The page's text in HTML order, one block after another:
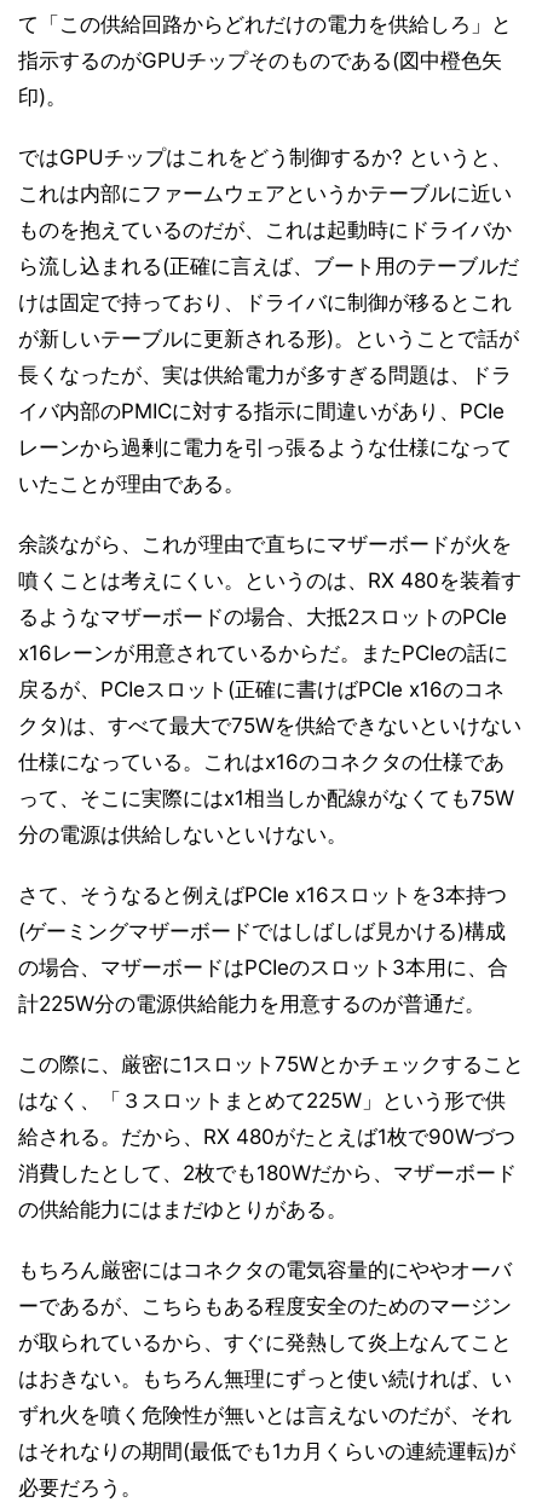
て「この供給回路からどれだけの電力を供給しろ」と
指示するのがGPUチップそのものである(図中橙色矢
印)。
ではGPUチップはこれをどう制御するか? というと、
これは内部にファームウェアというかテーブルに近い
ものを抱えているのだが、これは起動時にドライバか
ら流し込まれる(正確に言えば、ブート用のテーブルだ
けは固定で持っており、ドライバに制御が移るとこれ
が新しいテーブルに更新される形)。ということで話が
長くなったが、実は供給電力が多すぎる問題は、ドラ
イバ内部のPMICに対する指示に間違いがあり、PCIe
レーンから過剰に電力を引っ張るような仕様になって
いたことが理由である。
余談ながら、これが理由で直ちにマザーボードが火を
噴くことは考えにくい。というのは、RX 480を装着す
るようなマザーボードの場合、大抵2スロットのPCIe
x16レーンが用意されているからだ。またPCIeの話に
戻るが、PCIeスロット(正確に書けばPCIe x16のコネ
クタ)は、すべて最大で75Wを供給できないといけない
仕様になっている。これはx16のコネクタの仕様であ
って、そこに実際にはx1相当しか配線がなくても75W
分の電源は供給しないといけない。
さて、そうなると例えばPCIe x16スロットを3本持つ
(ゲーミングマザーボードではしばしば見かける)構成
の場合、マザーボードはPCIeのスロット3本用に、合
計225W分の電源供給能力を用意するのが普通だ。
この際に、厳密に1スロット75Wとかチェックすること
はなく、「３スロットまとめて225W」という形で供
給される。だから、RX 480がたとえば1枚で90Wづつ
消費したとして、2枚でも180Wだから、マザーボード
の供給能力にはまだゆとりがある。
もちろん厳密にはコネクタの電気容量的にややオーバ
ーであるが、こちらもある程度安全のためのマージン
が取られているから、すぐに発熱して炎上なんてこと
はおきない。もちろん無理にずっと使い続ければ、い
ずれ火を噴く危険性が無いとは言えないのだが、それ
はそれなりの期間(最低でも1カ月くらいの連続運転)が
必要だろう。